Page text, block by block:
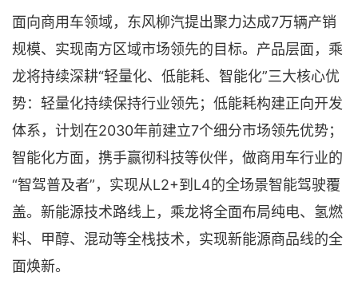
面向商用车领域，东风柳汽提出聚力达成7万辆产销
规模、实现南方区域市场领先的目标。产品层面，乘
龙将持续深耕“轻量化、低能耗、智能化”三大核心优
势：轻量化持续保持行业领先；低能耗构建正向开发
体系，计划在2030年前建立7个细分市场领先优势；
智能化方面，携手赢彻科技等伙伴，做商用车行业的
“智驾普及者”，实现从L2+到L4的全场景智能驾驶覆
盖。新能源技术路线上，乘龙将全面布局纯电、氢燃
料、甲醇、混动等全栈技术，实现新能源商品线的全
面焕新。